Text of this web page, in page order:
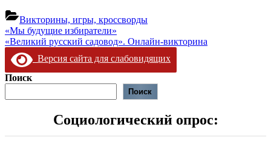
Викторины, игры, кроссворды
Навигация
по
записям
Предыдущая
запись:
«Мы будущие избиратели»
Следующая
запись:
«Великий русский садовод». Онлайн-викторина
Версия сайта для слабовидящих
Поиск
Поиск
Социологический опрос: